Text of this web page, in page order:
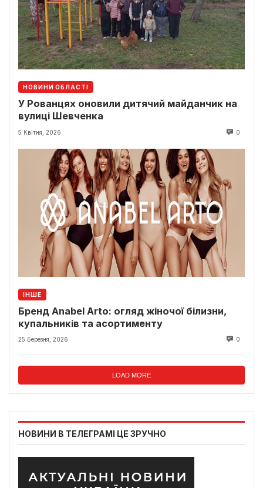
НОВИНИ ОБЛАСТІ
У Рованцях оновили дитячий майданчик на
вулиці Шевченка
5 Квітня, 2026 0
ІНШЕ
Бренд Anabel Arto: огляд жіночої білизни,
купальників та асортименту
25 Березня, 2026 0
LOAD MORE
НОВИНИ В ТЕЛЕГРАМІ ЦЕ ЗРУЧНО